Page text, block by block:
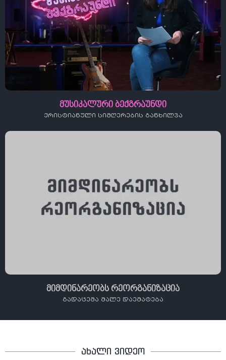
მუსიკალური ბექგრაუნდი
ქრისტიანული სიმღერების განხილვა
მიმდინარეობს რეორგანიზაცია
გადაცემა მალე დაემატება
ახალი ვიდეო